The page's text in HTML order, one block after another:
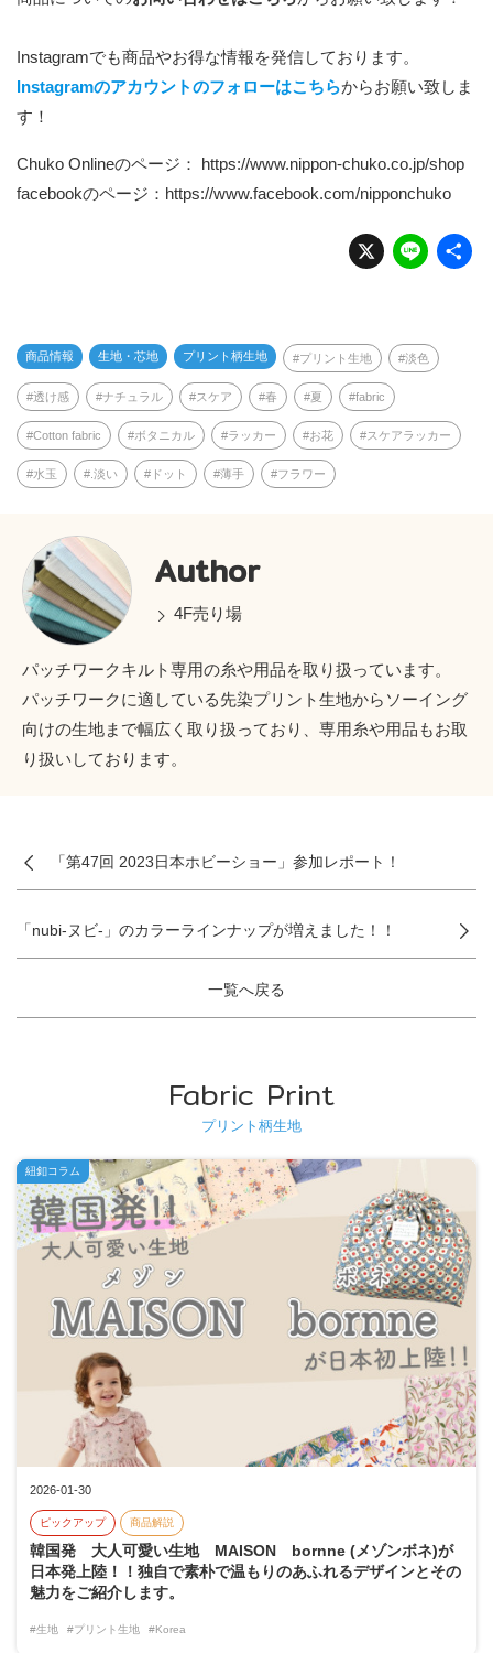
Instagramでも商品やお得な情報を発信しております。
Instagramのアカウントのフォローはこちらからお願い致しま
す！
Chuko Onlineのページ： https://www.nippon-chuko.co.jp/shop
facebookのページ： https://www.facebook.com/nipponchuko
X Li
n
商品情報 生地・芯地 プリント柄生地 プリント生地 淡色
透け感 ナチュラル スケア 春 夏 fabric
Cotton fabric ボタニカル ラッカー お花 スケアラッカー
水玉 .淡い ドット 薄手 フラワー
Author
4F売り場
パッチワークキルト専用の糸や用品を取り扱っています。
パッチワークに適している先染プリント生地からソーイング
向けの生地まで幅広く取り扱っており、専用糸や用品もお取
り扱いしております。
「第47回 2023日本ホビーショー」参加レポート！
一覧へ戻る
「nubi-ヌビ-」のカラーラインナップが増えました！！
Fabric Print
プリント柄生地
2026-01-30
ピックアップ 商品解説
韓国発 大人可愛い生地 MAISON bornne (メゾンボネ)が
日本発上陸！！独自で素朴で温もりのあふれるデザインとその
魅力をご紹介します。
#生地 #プリント生地 #Korea
紐釦コラム